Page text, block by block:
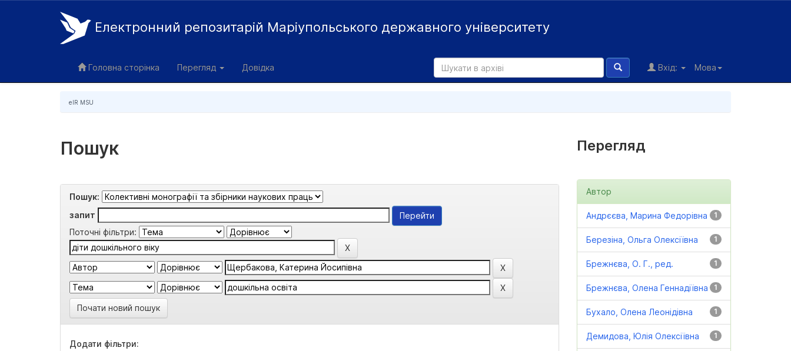
Електронний репозитарій Маріупольського державного університету
Головна сторінка Перегляд Довідка Мова
Вхід:
eIR MSU
Пошук
Пошук:
запит
Поточні фільтри:
Почати новий пошук
Додати фільтри:
Перегляд
Автор
1
Андрєєва, Марина Федорівна
1
Березіна, Ольга Олексіївна
1
Брежнєва, О. Г., ред.
1
Брежнєва, Олена Геннадіївна
1
Бухало, Олена Леонідівна
1
Демидова, Юлія Олексіївна